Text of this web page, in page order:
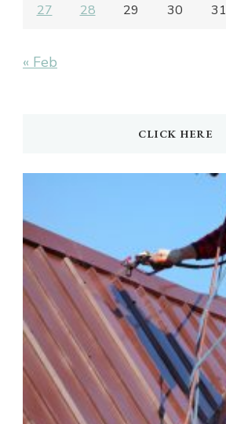
27 28 29 30 31
« Feb
CLICK HERE